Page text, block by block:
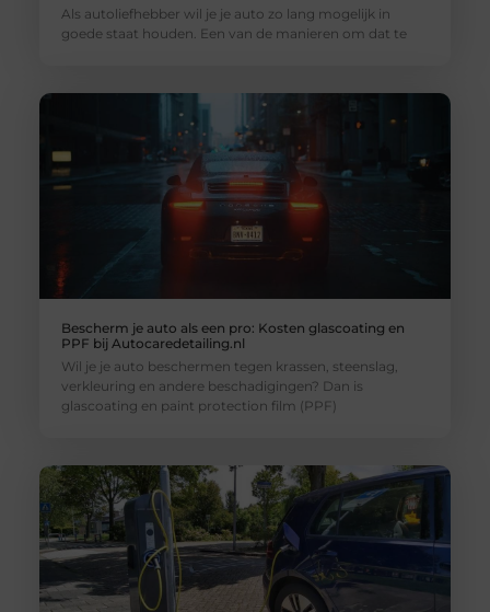
Als autoliefhebber wil je je auto zo lang mogelijk in
goede staat houden. Een van de manieren om dat te
Bescherm je auto als een pro: Kosten glascoating en
PPF bij Autocaredetailing.nl
Wil je je auto beschermen tegen krassen, steenslag,
verkleuring en andere beschadigingen? Dan is
glascoating en paint protection film (PPF)